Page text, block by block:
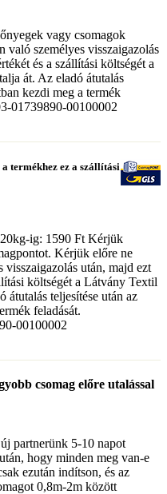
vagy csomagok
való személyes visszaigazolás
és a szállítási költségét a
át. Az eladó átutalás
kezdi meg a termék
01739890-00100002
a termékhez ez a szállítási
20kg-ig: 1590 Ft Kérjük
Kérjük előre ne
visszaigazolás után, majd ezt
költségét a Látvány Textil
átutalás teljesítése után az
feladását.
00100002
csomag előre utalással
partnerünk 5-10 napot
hogy minden meg van-e
ezután indítson, és az
0,8m-2m között